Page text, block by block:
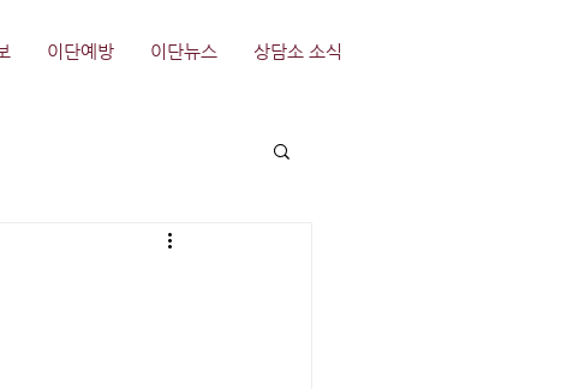
이단예방 이단뉴스 상담소 소식